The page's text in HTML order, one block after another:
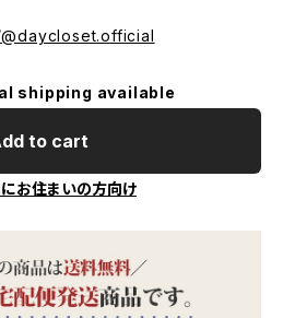
shipping available
to cart
お住まいの方向け